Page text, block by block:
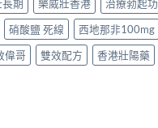
期 樂威壯香港
治療勃起
硝酸鹽 死線
西地那非100mg
偉哥 雙效配方 香港壯陽藥